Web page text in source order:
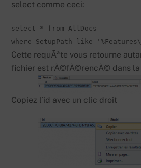
select comme ceci:
select * from AllDocs
where SetupPath like
Cette requÃªte vous retourne
fichier est rÃ©fÃ©rencÃ© dans la
Copiez l’id avec un clic droit